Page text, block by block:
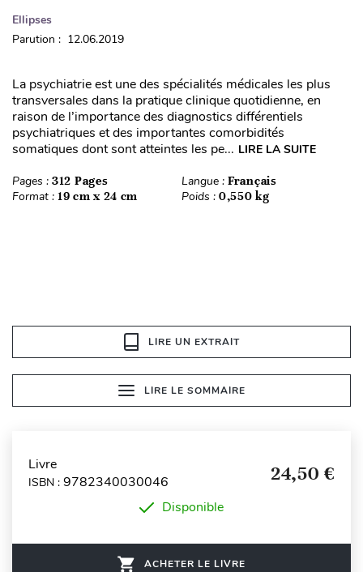
Ellipses
Parution : 12.06.2019
La psychiatrie est une des spécialités médicales les plus
transversales dans la pratique clinique quotidienne, en
raison de l’importance des diagnostics différentiels
psychiatriques et des importantes comorbidités
somatiques dont sont atteintes les pe... LIRE LA SUITE
Pages : 312 Pages Langue : Français
Format : 19 cm x 24 cm Poids : 0,550 kg
LIRE UN EXTRAIT
LIRE LE SOMMAIRE
Livre
ISBN : 9782340030046 24,50 €
Disponible
ACHETER LE LIVRE